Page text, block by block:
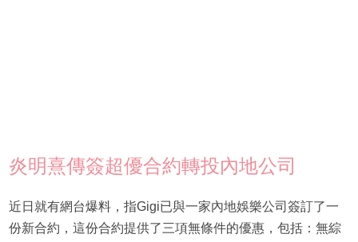
炎明熹傳簽超優合約轉投內地公司
近日就有網台爆料，指Gigi已與一家內地娛樂公司簽訂了一
份新合約，這份合約提供了三項無條件的優惠，包括：無綜